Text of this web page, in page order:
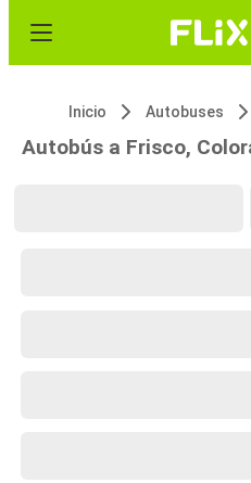
Inicio Autobuses
Autobús a Frisco,